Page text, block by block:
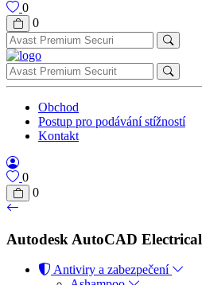
0
0
Obchod
Postup pro podávání stížností
Kontakt
0
0
Autodesk AutoCAD Electrical
Antiviry a zabezpečení